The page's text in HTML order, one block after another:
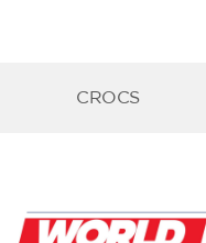
CROCS